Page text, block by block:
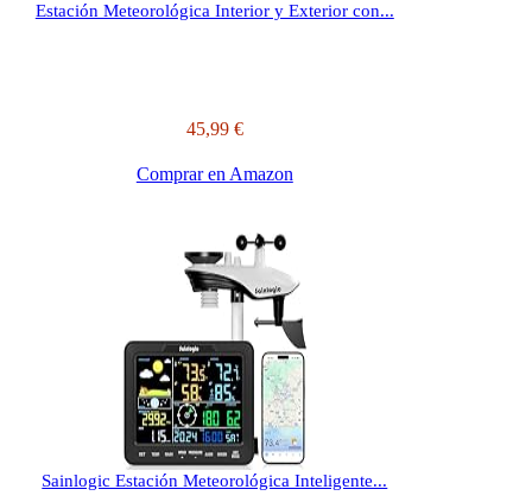
Estación Meteorológica Interior y Exterior con...
45,99 €
Comprar en Amazon
Sainlogic Estación Meteorológica Inteligente...